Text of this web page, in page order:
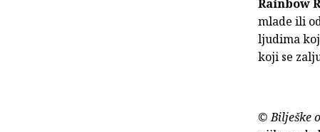
Rainbow
mlade ili
ljudima
koji se
© Bilješke